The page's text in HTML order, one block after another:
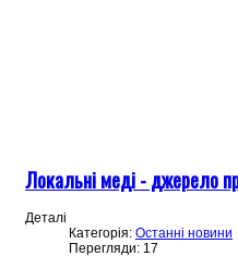
Локальні меді - джерело
Деталі
Категорія: Останні новини
Перегляди: 17